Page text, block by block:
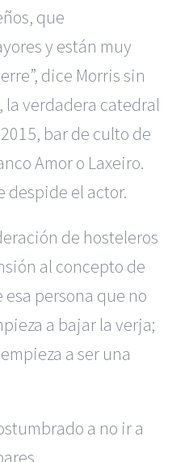
que
y están muy
dice Morris sin
la verdadera catedral
bar de culto de
Amor o Laxeiro.
despide el actor.
de hosteleros
al concepto de
esa persona que no
a bajar la verja;
a ser una
a no ir a